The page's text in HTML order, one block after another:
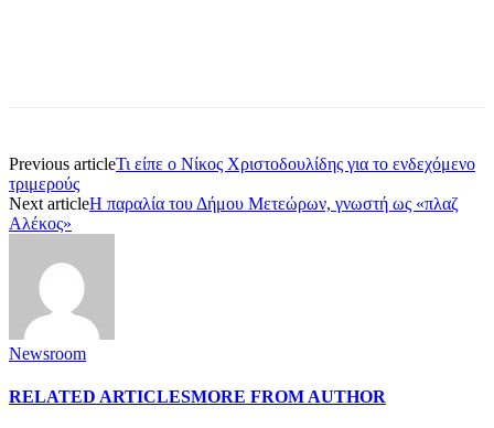
Previous articleΤι είπε ο Νίκος Χριστοδουλίδης για το ενδεχόμενο
τριμερούς
Next articleΗ παραλία του Δήμου Μετεώρων, γνωστή ως «πλαζ
Αλέκος»
Newsroom
RELATED ARTICLESMORE FROM AUTHOR